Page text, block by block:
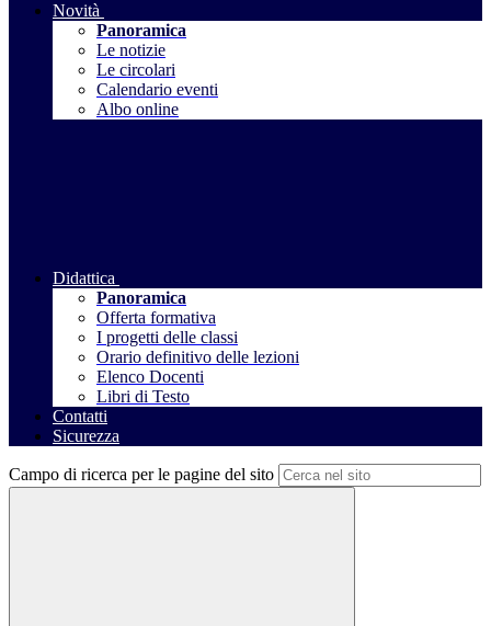
Novità
Panoramica
Le notizie
Le circolari
Calendario eventi
Albo online
Didattica
Panoramica
Offerta formativa
I progetti delle classi
Orario definitivo delle lezioni
Elenco Docenti
Libri di Testo
Contatti
Sicurezza
Campo di ricerca per le pagine del sito